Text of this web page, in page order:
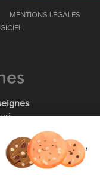
MENTIONS LÉGALES